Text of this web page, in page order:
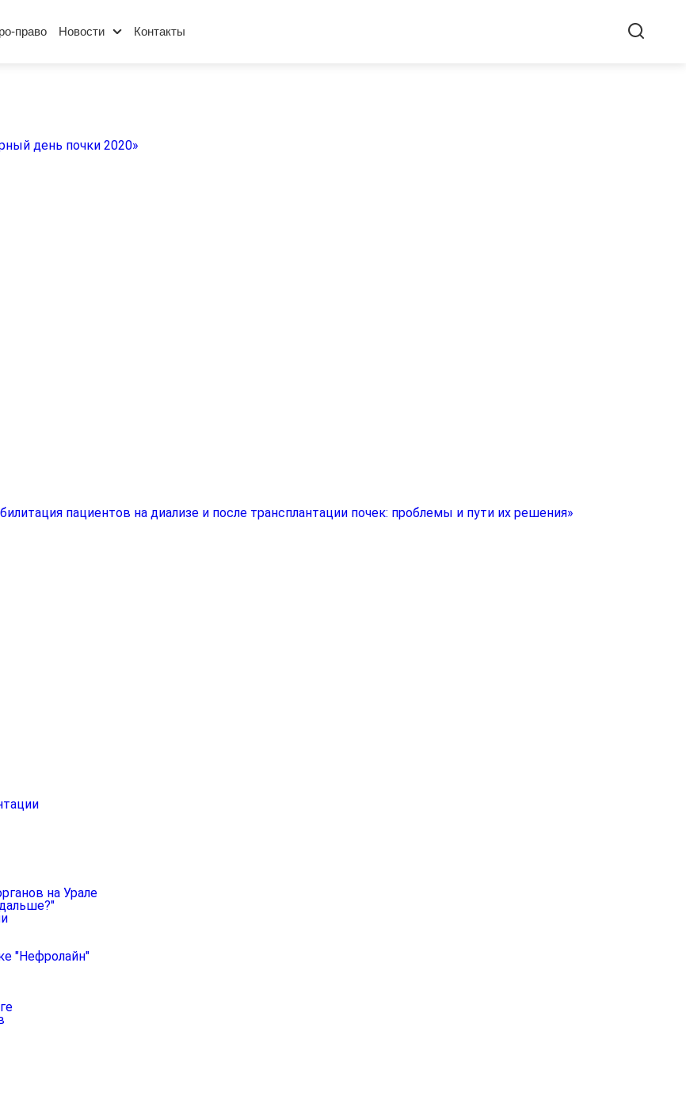
право Новости Контакты
день почки 2020»
пациентов на диализе и после трансплантации почек: проблемы и пути их решения»
на Урале
"Нефролайн"